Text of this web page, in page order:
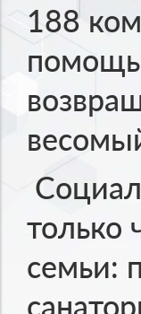
188
только
семьи: